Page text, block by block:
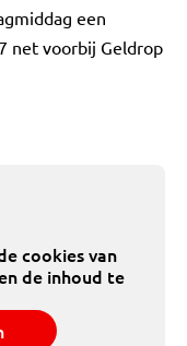
een
net voorbij Geldrop
cookies van
de inhoud te